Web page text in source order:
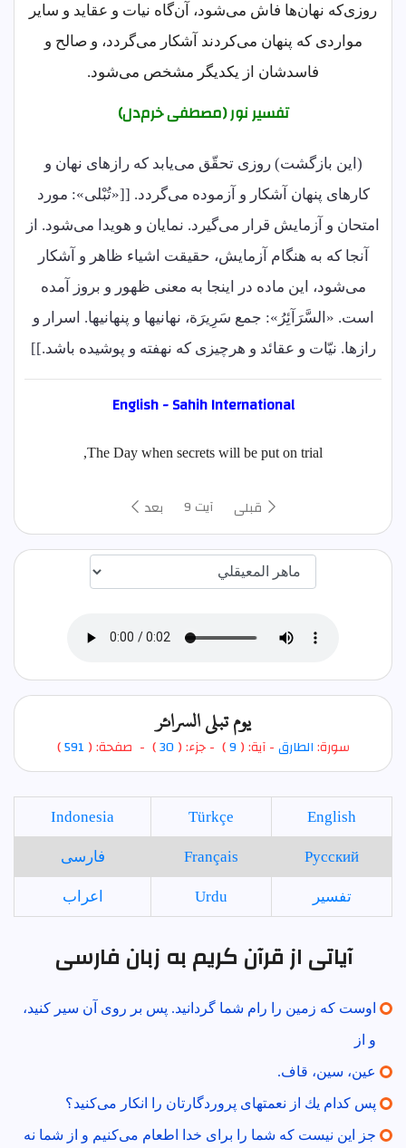
روزی‌که نهان‌ها فاش می‌شود، آن‌گاه نیات و عقاید و سایر
مواردی که پنهان می‌کردند آشکار می‌گردد، و صالح و
فاسدشان از یکدیگر مشخص می‌شود.
تفسیر نور (مصطفی خرم‌دل)
(این بازگشت) روزی تحقّق می‌یابد که رازهای نهان و
کارهای پنهان آشکار و آزموده می‌گردد. [[«تُبْلی»: مورد
امتحان و آزمایش قرار می‌گیرد. نمایان و هویدا می‌شود. از
آنجا که به هنگام آزمایش، حقیقت اشیاء ظاهر و آشکار
می‌شود، این ماده در اینجا به معنی ظهور و بروز آمده
است. «السَّرَآئِرُ»: جمع سَرِیرَة، نهانیها و پنهانیها. اسرار و
رازها. نیّات و عقائد و هرچیزی که نهفته و پوشیده باشد.]]
English - Sahih International
The Day when secrets will be put on trial,
قبلی آیت 9 بعد
يوم تبلى السرائر
سورة:الطارق- آية: (9
) - جزء: (30) - صفحة: ( 591
)
English
Türkçe
Indonesia
Русский
Français فارسی
تفسير Urdu اعراب
آیاتی از قرآن کریم به زبان فارسی
اوست كه زمين را رام شما گردانيد. پس بر روى آن سير كنيد،
و از
عين، سين، قاف.
پس كدام يك از نعمتهاى پروردگارتان را انكار مى‌كنيد؟
جز اين نيست كه شما را براى خدا اطعام مى‌كنيم و از شما نه